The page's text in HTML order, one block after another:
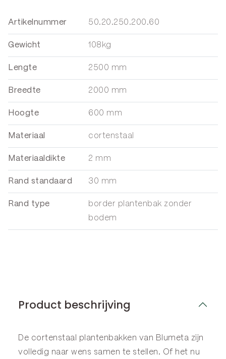
Artikelnummer 50.20.250.200.60
Gewicht 108kg
Lengte 2500 mm
Breedte 2000 mm
Hoogte 600 mm
Materiaal cortenstaal
Materiaaldikte 2 mm
Rand standaard 30 mm
Rand type
border plantenbak zonder
bodem
Product beschrijving
De cortenstaal plantenbakken van Blumeta zijn
volledig naar wens samen te stellen. Of het nu